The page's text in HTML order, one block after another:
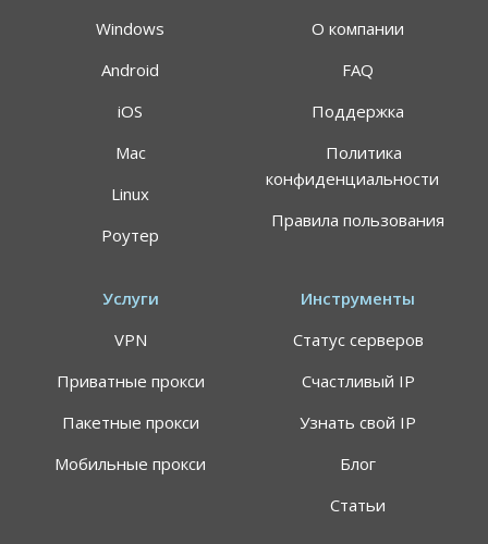
Windows
Android
iOS
Mac
Linux
Роутер
О компании
FAQ
Поддержка
Политика
конфиденциальности
Правила пользования
Услуги
VPN
Приватные прокси
Пакетные прокси
Мобильные прокси
Инструменты
Статус серверов
Счастливый IP
Узнать свой IP
Блог
Статьи